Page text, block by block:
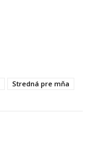
Stredná pre mňa